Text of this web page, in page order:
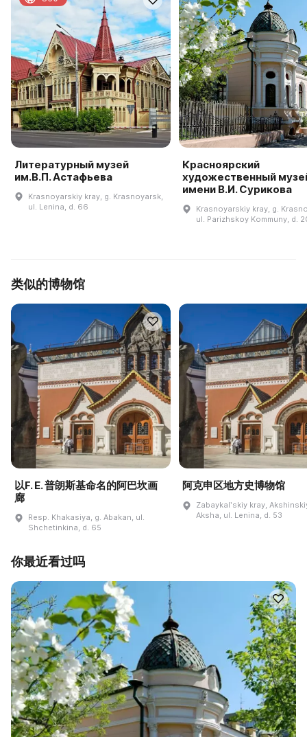
Литературный музей
им.В.П. Астафьева
Krasnoyarskiy kray, g. Krasnoyarsk,
ul. Lenina, d. 66
Красноярский
художественный
имени В.И. Сурикова
Krasnoyarskiy kray, g.
ul. Parizhskoy Kommuny, d.
类似的博物馆
以F. E. 普朗斯基命名的阿巴坎画
廊
Resp. Khakasiya, g. Abakan, ul.
Shchetinkina, d. 65
阿克申区地方史博物馆
Zabaykalʹskiy kray,
Aksha, ul. Lenina, d. 53
你最近看过吗